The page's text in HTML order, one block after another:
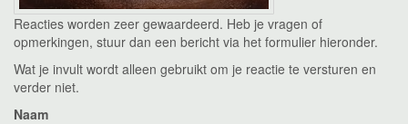
Reacties worden zeer gewaardeerd. Heb je vragen of
opmerkingen, stuur dan een bericht via het formulier hieronder.
Wat je invult wordt alleen gebruikt om je reactie te versturen en
verder niet.
Naam